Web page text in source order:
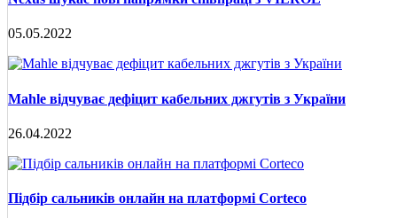
05.05.2022
Mahle відчуває дефіцит кабельних джгутів з України
26.04.2022
Підбір сальників онлайн на платформі Corteco